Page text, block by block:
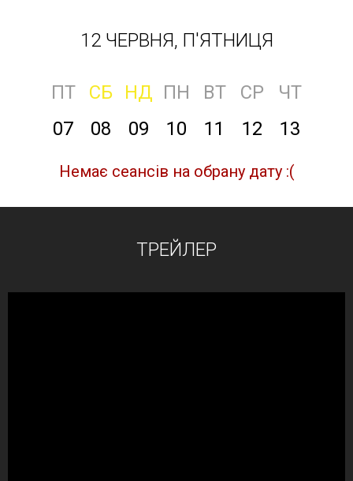
12 ЧЕРВНЯ, П'ЯТНИЦЯ
ПТ СБ НД ПН ВТ СР
ЧТ
07
08 09 10 11 12 13
Немає сеансів на обрану дату :(
ТРЕЙЛЕР